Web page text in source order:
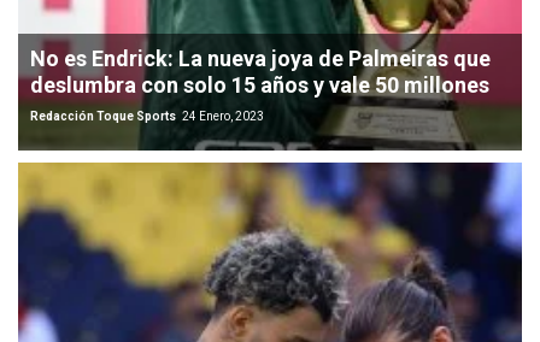
No es Endrick: La nueva joya de Palmeiras que
deslumbra con solo 15 años y vale 50 millones
Redacción Toque Sports 24 Enero, 2023